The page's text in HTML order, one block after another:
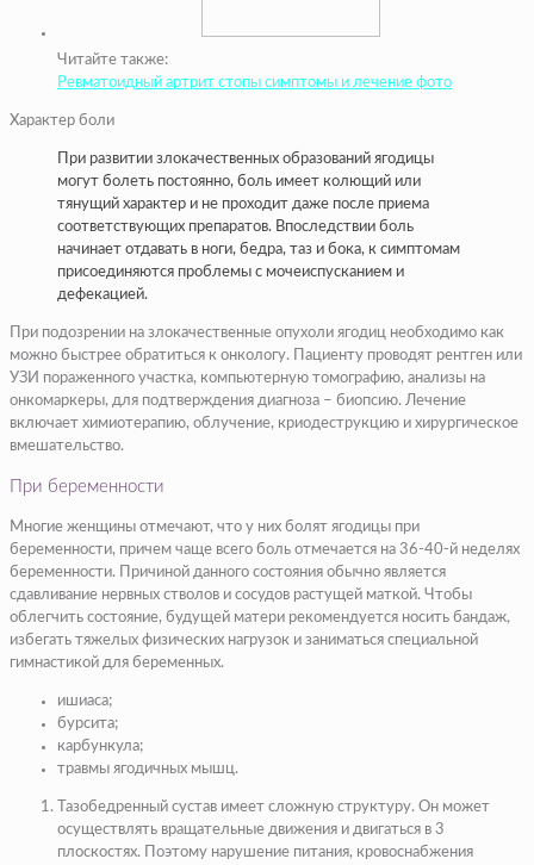
Читайте также:
Ревматоидный артрит стопы симптомы и лечение фото
Характер боли
При развитии злокачественных образований ягодицы
могут болеть постоянно, боль имеет колющий или
тянущий характер и не проходит даже после приема
соответствующих препаратов. Впоследствии боль
начинает отдавать в ноги, бедра, таз и бока, к симптомам
присоединяются проблемы с мочеиспусканием и
дефекацией.
При подозрении на злокачественные опухоли ягодиц необходимо как
можно быстрее обратиться к онкологу. Пациенту проводят рентген или
УЗИ пораженного участка, компьютерную томографию, анализы на
онкомаркеры, для подтверждения диагноза – биопсию. Лечение
включает химиотерапию, облучение, криодеструкцию и хирургическое
вмешательство.
При беременности
Многие женщины отмечают, что у них болят ягодицы при
беременности, причем чаще всего боль отмечается на 36-40-й неделях
беременности. Причиной данного состояния обычно является
сдавливание нервных стволов и сосудов растущей маткой. Чтобы
облегчить состояние, будущей матери рекомендуется носить бандаж,
избегать тяжелых физических нагрузок и заниматься специальной
гимнастикой для беременных.
ишиаса;
бурсита;
карбункула;
травмы ягодичных мышц.
Тазобедренный сустав имеет сложную структуру. Он может
осуществлять вращательные движения и двигаться в 3
плоскостях. Поэтому нарушение питания, кровоснабжения